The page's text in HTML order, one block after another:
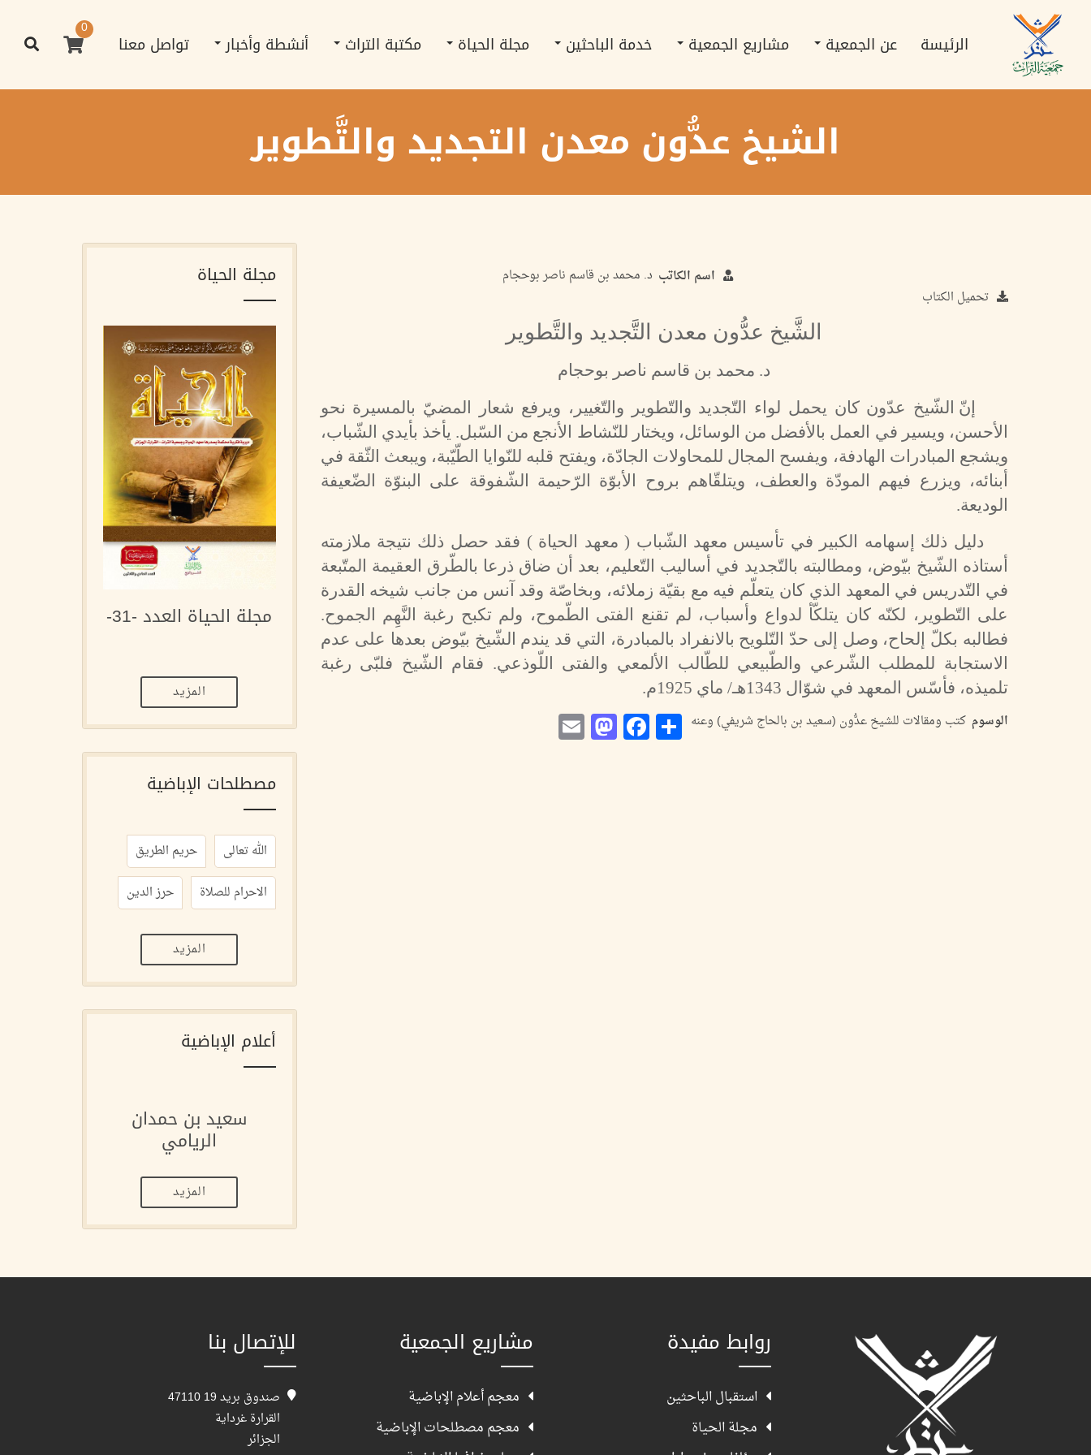
الرئيسي navigation
الرئيسة عن الجمعية مشاريع الجمعية خدمة الباحثين مجلة الحياة مكتبة التراث أنشطة وأخبار تواصل معنا
0
الشيخ عدُّون معدن التجديد والتَّطوير
اسم الكاتب د. محمد بن قاسم ناصر بوحجام
تحميل الكتاب
الشَّيخ عدُّون معدن التَّجديد والتَّطوير
د. محمد بن قاسم ناصر بوحجام
إنّ الشّيخ عدّون كان يحمل لواء التّجديد والتّطوير والتّغيير، ويرفع شعار المضيّ بالمسيرة نحو
الأحسن، ويسير في العمل بالأفضل من الوسائل، ويختار للنّشاط الأنجع من السّبل. يأخذ بأيدي الشّباب،
ويشجع المبادرات الهادفة، ويفسح المجال للمحاولات الجادّة، ويفتح قلبه للنّوايا الطّيّبة، ويبعث الثّقة في
أبنائه، ويزرع فيهم المودّة والعطف، ويتلقّاهم بروح الأبوّة الرّحيمة الشّفوقة على البنوّة الضّعيفة
الوديعة.
دليل ذلك إسهامه الكبير في تأسيس معهد الشّباب ( معهد الحياة ) فقد حصل ذلك نتيجة ملازمته
أستاذه الشّيخ بيّوض، ومطالبته بالتّجديد في أساليب التّعليم، بعد أن ضاق ذرعا بالطّرق العقيمة المتّبعة
في التّدريس في المعهد الذي كان يتعلّم فيه مع بقيّة زملائه، وبخاصّة وقد آنس من جانب شيخه القدرة
على التّطوير، لكنّه كان يتلكّأ لدواع وأسباب، لم تقنع الفتى الطّموح، ولم تكبح رغبة النَّهِم الجموح.
فطالبه بكلّ إلحاح، وصل إلى حدّ التّلويح بالانفراد بالمبادرة، التي قد يندم الشّيخ بيّوض بعدها على عدم
الاستجابة للمطلب الشّرعي والطّبيعي للطّالب الألمعي والفتى اللّوذعي. فقام الشّيخ فلبّى رغبة
تلميذه، فأسّس المعهد في شوّال 1343هـ/ ماي 1925م.
الوسوم كتب ومقالات للشيخ عدُّون (سعيد بن بالحاج شريفي) وعنه Share
Facebook
Mastodon
مجلة الحياة
مجلة الحياة العدد -31-
المزيد
مصطلحات الإباضية
الله تعالى
حريم الطريق
الاحرام للصلاة
حرز الدين
المزيد
أعلام الإباضية
سعيد بن حمدان
الريامي
المزيد
روابط مفيدة
استقبال الباحثين
مجلة الحياة
مشاريع الجمعية
معجم أعلام الإباضية
معجم مصطلحات الإباضية
للإتصال بنا
صندوق بريد 19 47110
القرارة غرداية
الجزائر